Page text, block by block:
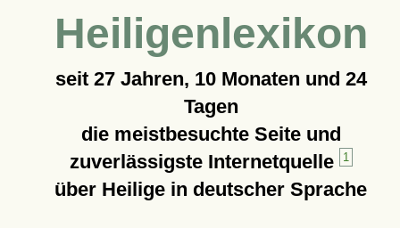
Heiligenlexikon
seit 27 Jahren, 10 Monaten und 24
Tagen
die meistbesuchte Seite und
zuverlässigste Internetquelle
1
über Heilige in deutscher Sprache